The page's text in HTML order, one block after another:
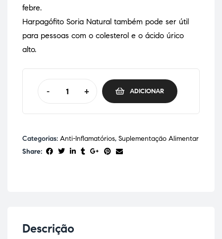
febre.
Harpagófito Soria Natural também pode ser útil
para pessoas com o colesterol e o ácido úrico
alto.
- + ADICIONAR
Categorias: Anti-Inflamatórios, Suplementação Alimentar
Share:
Descrição